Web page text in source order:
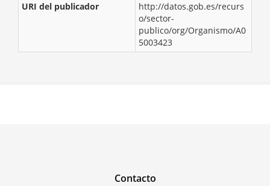
URI del publicador
http://datos.gob.es/recurs
o/sector-
publico/org/Organismo/A0
5003423
Contacto